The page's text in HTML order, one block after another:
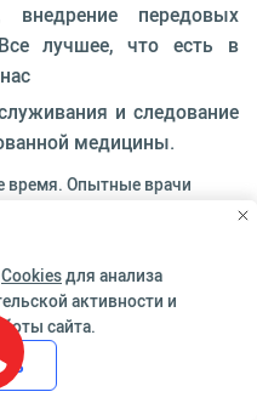
внедрение передовых
лучшее, что есть в
и следование
медицины.
время. Опытные врачи
эффективное лечение
переулок, 10
Cookiesдля анализа
активности и
сайта.